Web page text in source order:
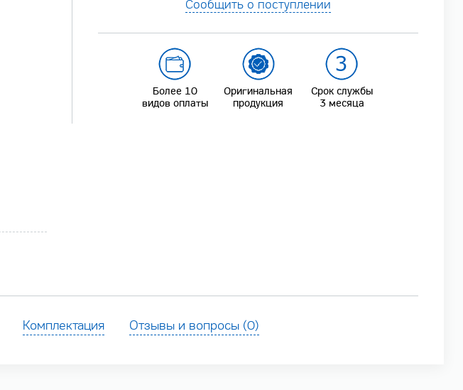
Сообщить о поступлении
Более 10
видов оплаты
Оригинальная
продукция
Срок службы
3 месяца
Комплектация Отзывы и вопросы (0)